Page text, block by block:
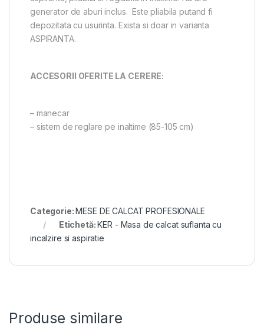
generator de aburi inclus. Este pliabila putand fi
depozitata cu usurinta. Exista si doar in varianta
ASPIRANTA.
ACCESORII OFERITE LA CERERE:
– manecar
– sistem de reglare pe inaltime (85-105 cm)
Categorie:MESE DE CALCAT PROFESIONALE
Etichetă:KER - Masa de calcat suflanta cu
incalzire si aspiratie
Produse similare